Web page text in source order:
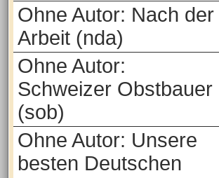
Ohne Autor: Nach der
Arbeit (nda)
Ohne Autor:
Schweizer Obstbauer
(sob)
Ohne Autor: Unsere
besten Deutschen